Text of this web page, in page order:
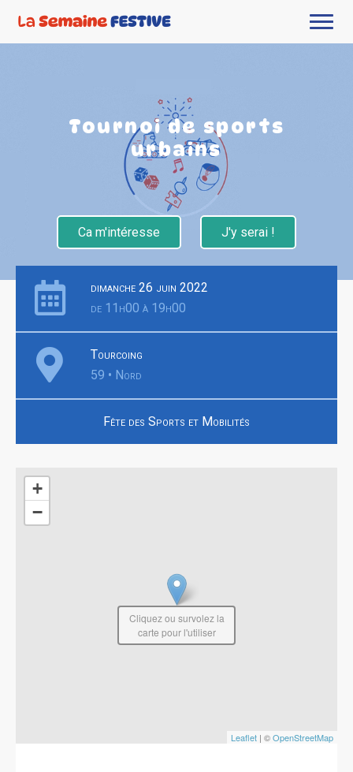
Tournoi de sports
urbains
Ca m'intéresse J'y serai !
dimanche 26 juin 2022
de 11h00 à 19h00
Tourcoing
59 • Nord
Fête des Sports et Mobilités
+
−
Leaflet | ©OpenStreetMap
Cliquez ou survolez la
carte pour l'utiliser